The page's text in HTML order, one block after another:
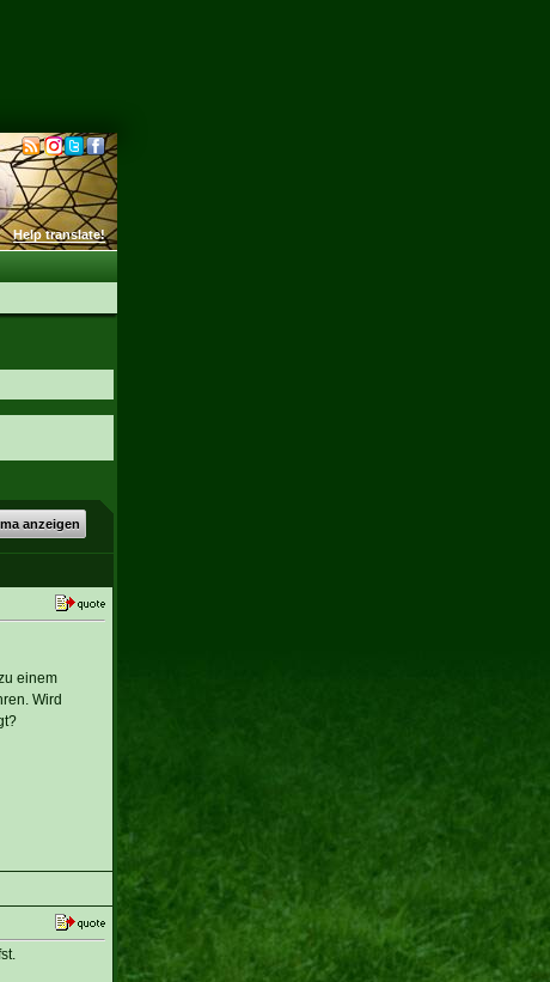
Help translate!
anzeigen
einem
Wird